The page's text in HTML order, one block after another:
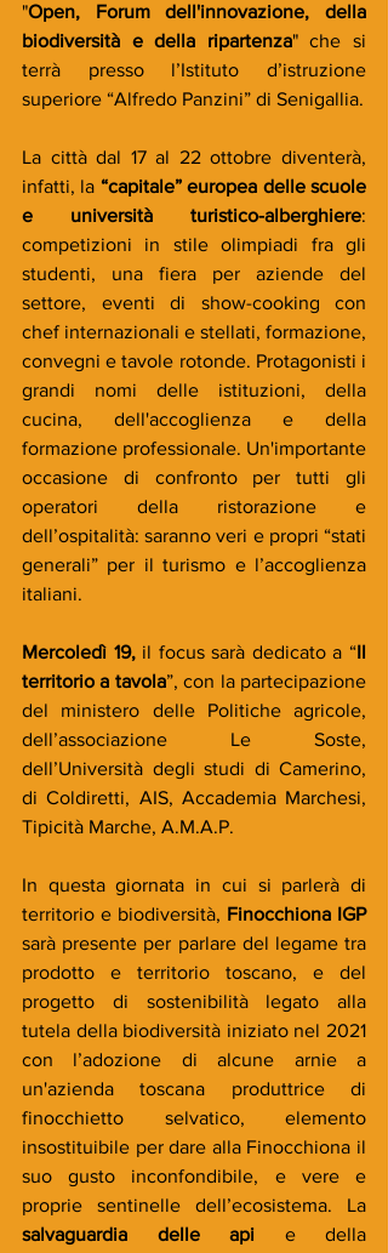
"Open, Forum dell'innovazione, della
biodiversità e della ripartenza" che si
terrà presso l’Istituto d’istruzione
superiore “Alfredo Panzini” di Senigallia.
La città dal 17 al 22 ottobre diventerà,
infatti, la “capitale” europea delle scuole
e università turistico-alberghiere:
competizioni in stile olimpiadi fra gli
studenti, una fiera per aziende del
settore, eventi di show-cooking con
chef internazionali e stellati, formazione,
convegni e tavole rotonde. Protagonisti i
grandi nomi delle istituzioni, della
cucina, dell'accoglienza e della
formazione professionale. Un'importante
occasione di confronto per tutti gli
operatori della ristorazione e
dell’ospitalità: saranno veri e propri “stati
generali” per il turismo e l’accoglienza
italiani.
Mercoledì 19, il focus sarà dedicato a “Il
territorio a tavola”, con la partecipazione
del ministero delle Politiche agricole,
dell’associazione Le Soste,
dell’Università degli studi di Camerino,
di Coldiretti, AIS, Accademia Marchesi,
Tipicità Marche, A.M.A.P.
In questa giornata in cui si parlerà di
territorio e biodiversità,
Finocchiona IGP
sarà presente per parlare del legame tra
prodotto e territorio toscano, e del
progetto di sostenibilità legato alla
tutela della biodiversità iniziato nel 2021
con l’adozione di alcune arnie a
un'azienda toscana produttrice di
finocchietto selvatico, elemento
insostituibile per dare alla Finocchiona il
suo gusto inconfondibile, e vere e
salvaguardia delle api e della